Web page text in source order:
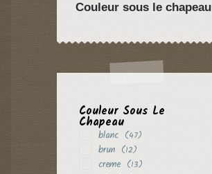
Couleur sous le chapeau
Couleur Sous Le
Chapeau
blanc (47)
brun (12)
creme (13)